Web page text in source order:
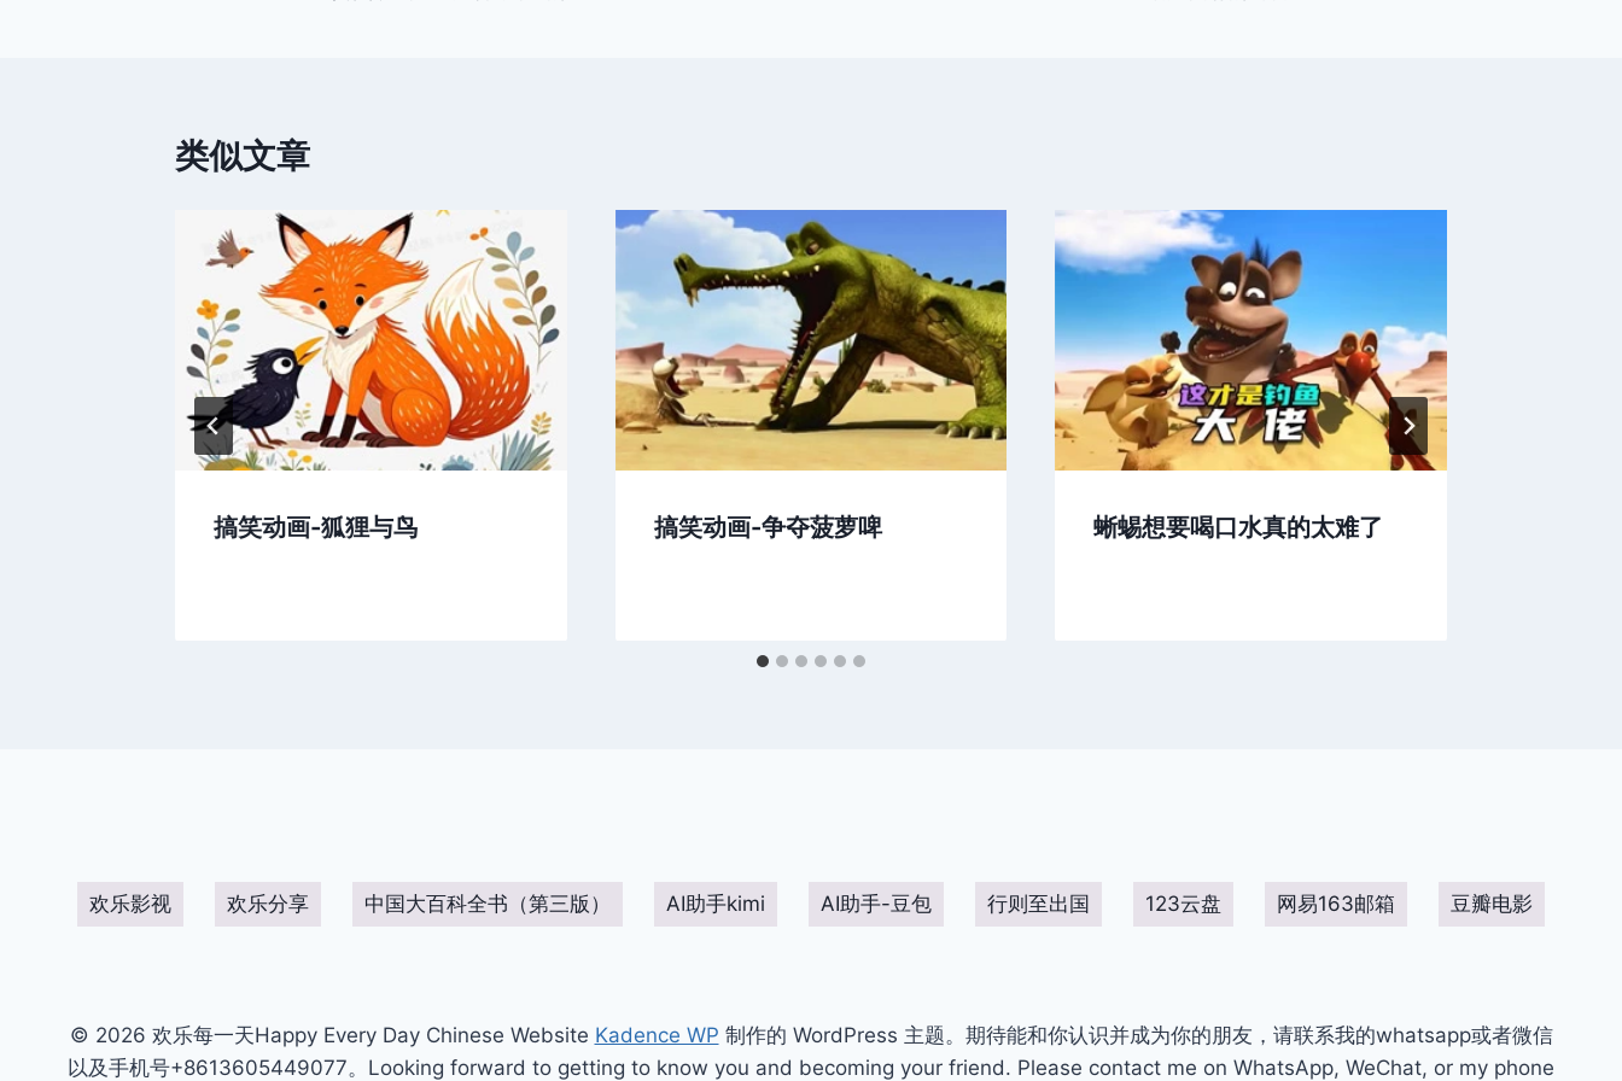
类似文章
搞笑动画-狐狸与鸟 搞笑动画-争夺菠萝啤 蜥蜴想要喝口水真的太难了
欢乐影视 欢乐分享 中国大百科全书（第三版） AI助手kimi AI助手-豆包 行则至出国 123云盘 网易163邮箱 豆瓣电影
© 2026 欢乐每一天Happy Every Day Chinese Website Kadence WP 制作的 WordPress 主题。期待能和你认识并成为你的朋友，请联系我的whatsapp或者微信
以及手机号+8613605449077。Looking forward to getting to know you and becoming your friend. Please contact me on WhatsApp, WeChat, or my phone